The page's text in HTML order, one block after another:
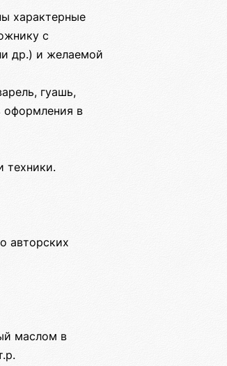
характерные
с
др.) и желаемой
гуашь,
оформления в
техники.
авторских
маслом в